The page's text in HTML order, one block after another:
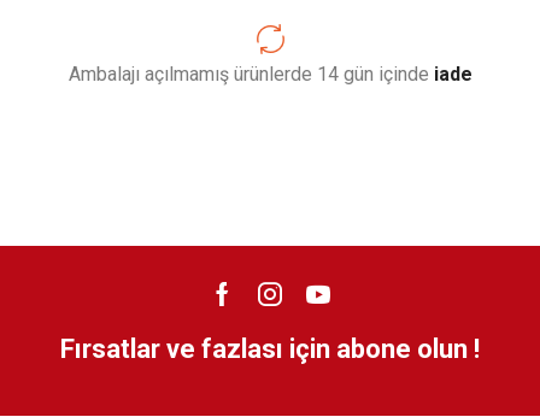
Ambalajı açılmamış ürünlerde 14 gün içinde iade
Fırsatlar ve fazlası için abone olun !